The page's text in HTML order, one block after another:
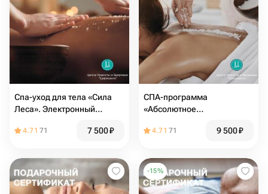
Спа-уход для тела «Сила
Леса». Электронный
4.71 71 7 500₽
СПА-программа
«Абсолютное
Электронный подарочный
4.71 71 9 500₽
-15%